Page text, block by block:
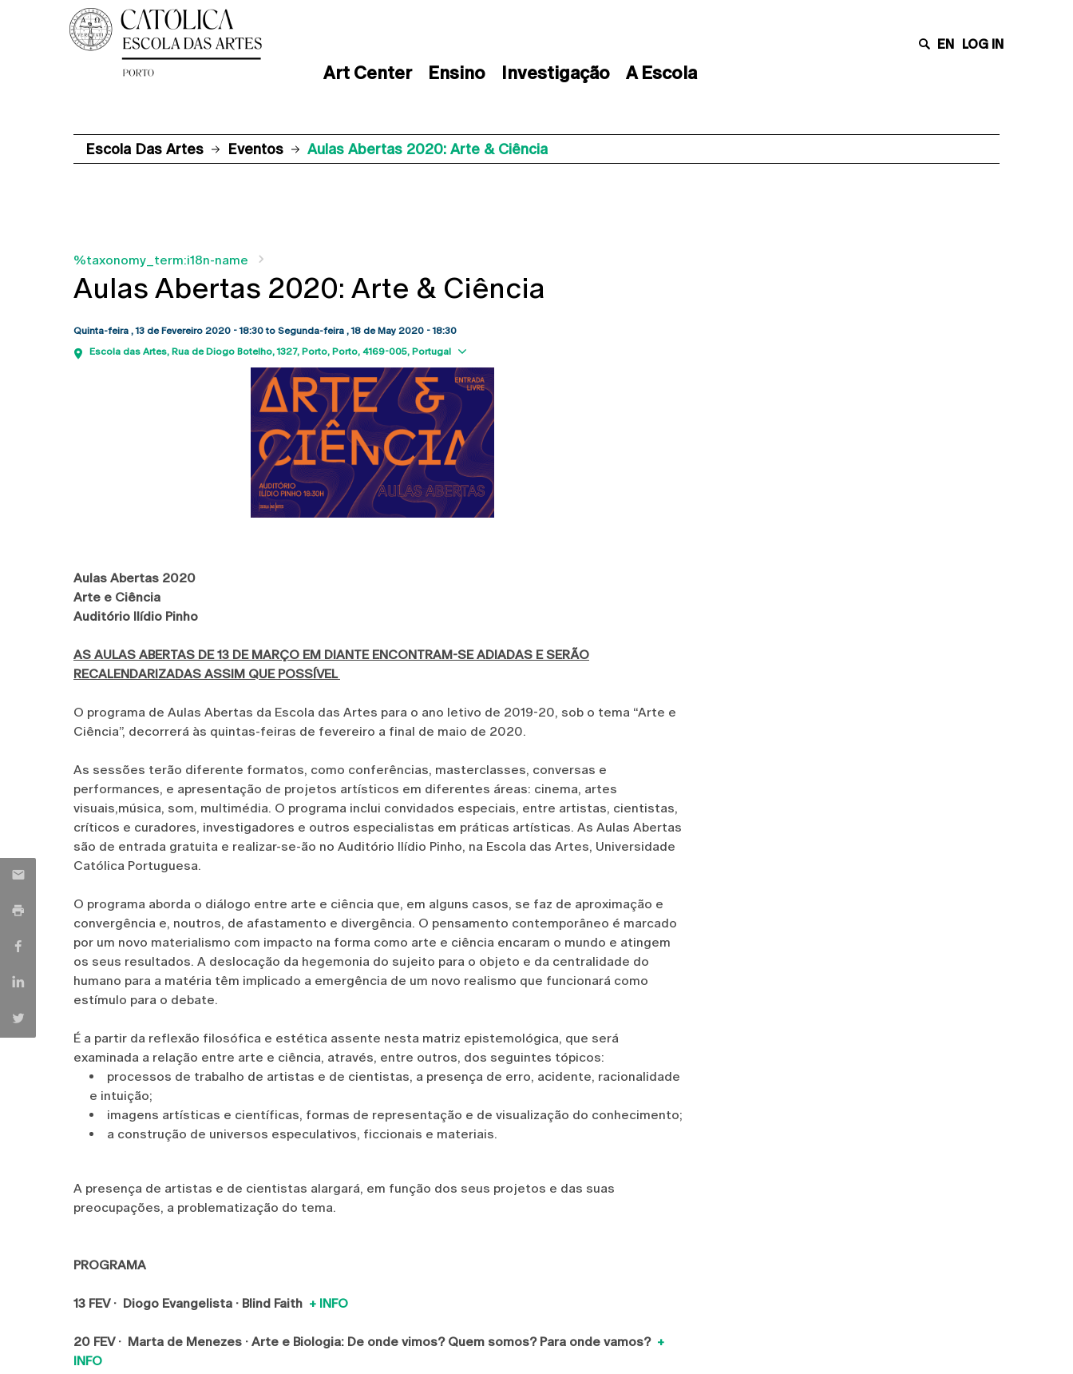
Art Center Ensino Investigação A Escola
EN LOG IN
Escola Das Artes Eventos Aulas Abertas 2020: Arte & Ciência
%taxonomy_term:i18n-name
Aulas Abertas 2020: Arte & Ciência
Quinta-feira , 13 de Fevereiro 2020 - 18:30to Segunda-feira , 18 de May 2020 - 18:30
Escola das Artes Rua de Diogo Botelho, 1327 Porto Porto 4169-005 Portugal
Aulas Abertas 2020
Arte e Ciência
Auditório Ilídio Pinho
AS AULAS ABERTAS DE 13 DE MARÇO EM DIANTE ENCONTRAM-SE ADIADAS E SERÃO
RECALENDARIZADAS ASSIM QUE POSSÍVEL
O programa de Aulas Abertas da Escola das Artes para o ano letivo de 2019-20, sob o tema “Arte e
Ciência”, decorrerá às quintas-feiras de fevereiro a final de maio de 2020.
As sessões terão diferente formatos, como conferências, masterclasses, conversas e
performances, e apresentação de projetos artísticos em diferentes áreas: cinema, artes
visuais,música, som, multimédia. O programa inclui convidados especiais, entre artistas, cientistas,
críticos e curadores, investigadores e outros especialistas em práticas artísticas. As Aulas Abertas
são de entrada gratuita e realizar-se-ão no Auditório Ilídio Pinho, na Escola das Artes, Universidade
Católica Portuguesa.
O programa aborda o diálogo entre arte e ciência que, em alguns casos, se faz de aproximação e
convergência e, noutros, de afastamento e divergência. O pensamento contemporâneo é marcado
por um novo materialismo com impacto na forma como arte e ciência encaram o mundo e atingem
os seus resultados. A deslocação da hegemonia do sujeito para o objeto e da centralidade do
humano para a matéria têm implicado a emergência de um novo realismo que funcionará como
estímulo para o debate.
É a partir da reflexão filosófica e estética assente nesta matriz epistemológica, que será
examinada a relação entre arte e ciência, através, entre outros, dos seguintes tópicos:
processos de trabalho de artistas e de cientistas, a presença de erro, acidente, racionalidade
e intuição;
imagens artísticas e científicas, formas de representação e de visualização do conhecimento;
a construção de universos especulativos, ficcionais e materiais.
A presença de artistas e de cientistas alargará, em função dos seus projetos e das suas
preocupações, a problematização do tema.
PROGRAMA
13 FEV · Diogo Evangelista · Blind Faith + INFO
20 FEV · Marta de Menezes · Arte e Biologia: De onde vimos? Quem somos? Para onde vamos? +
INFO